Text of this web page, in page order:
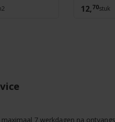
12,70stuk
7 werkdagen na